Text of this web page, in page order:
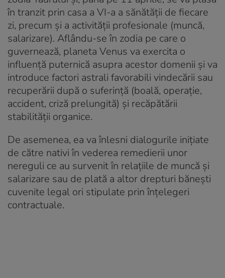
în tranzit prin casa a VI-a a sănătății de fiecare
zi, precum și a activității profesionale (muncă,
salarizare). Aflându-se în zodia pe care o
guvernează, planeta Venus va exercita o
influență puternică asupra acestor domenii și va
introduce factori astrali favorabili vindecării sau
recuperării după o suferință (boală, operație,
accident, criză prelungită) și recăpătării
stabilității organice.
De asemenea, ea va înlesni dialogurile inițiate
de către nativi în vederea remedierii unor
nereguli ce au survenit în relațiile de muncă și
salarizare sau de plată a altor drepturi bănești
cuvenite legal ori stipulate prin înțelegeri
contractuale.